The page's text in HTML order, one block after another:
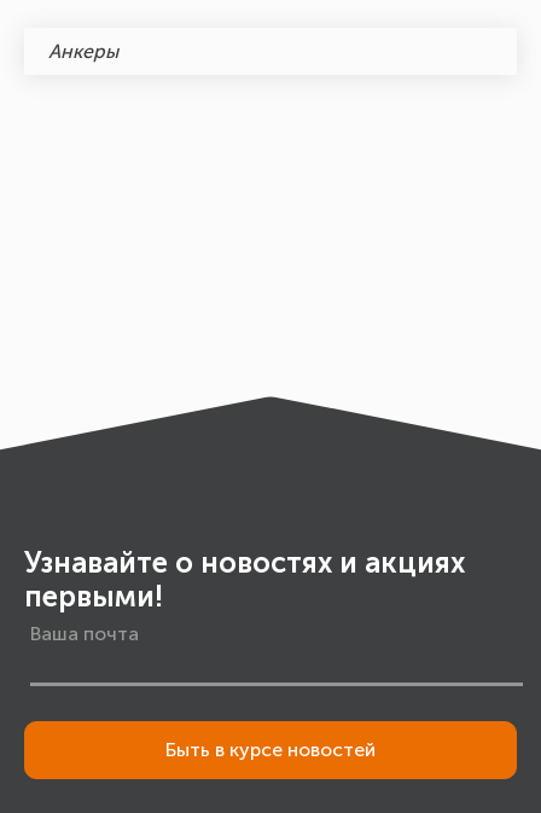
Анкеры
Узнавайте о новостях и акциях
первыми!
Быть в курсе новостей